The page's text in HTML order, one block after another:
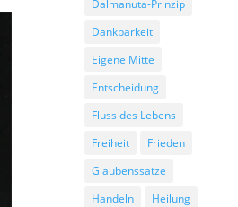
Dalmanuta-Prinzip
Dankbarkeit
Eigene Mitte
Entscheidung
Fluss des Lebens
Freiheit
Frieden
Glaubenssätze
Handeln
Heilung